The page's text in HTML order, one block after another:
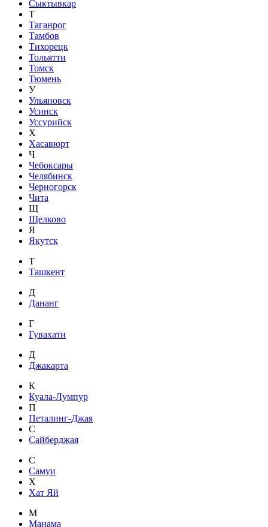
Сыктывкар
Т
Таганрог
Тамбов
Тихорецк
Тольятти
Томск
Тюмень
У
Ульяновск
Усинск
Уссурийск
Х
Хасавюрт
Ч
Чебоксары
Челябинск
Черногорск
Чита
Щ
Щелково
Я
Якутск
Т
Ташкент
Д
Дананг
Г
Гувахати
Д
Джакарта
К
Куала-Лумпур
П
Петалинг-Джая
С
Сайберджая
С
Самуи
Х
Хат Яй
М
Манама